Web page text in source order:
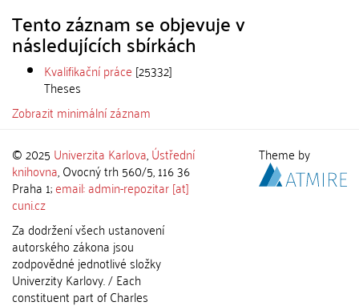
Tento záznam se objevuje v
následujících sbírkách
Kvalifikační práce [25332]
Theses
Zobrazit minimální záznam
© 2025 Univerzita Karlova,Ústřední
knihovna, Ovocný trh 560/5, 116 36
Praha 1;email: admin-repozitar [at]
cuni.cz
Za dodržení všech ustanovení
autorského zákona jsou
zodpovědné jednotlivé složky
Univerzity Karlovy. / Each
constituent part of Charles
Theme by